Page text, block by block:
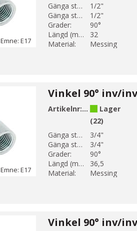
Emne: E17
Gänga storlek 1:
1/2"
Gänga storlek 2:
1/2"
Grader:
90°
Längd (mm):
32
Material:
Messing
Emne: E17
Artikelnr:E17-5Lager
(22)
Gänga storlek 1:
3/4"
Gänga storlek 2:
3/4"
Grader:
90°
Längd (mm):
36,5
Material:
Messing
Vinkel 90° inv/